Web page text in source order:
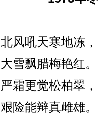
北风吼天寒地冻，
大雪飘腊梅艳红。
严霜更觉松柏翠，
艰险能辩真雌雄。